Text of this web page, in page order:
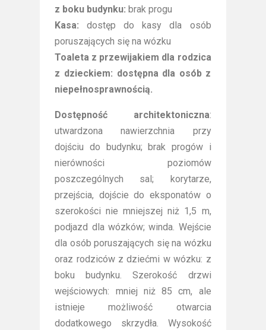
z boku budynku: brak progu
Kasa: dostęp do kasy dla osób
poruszających się na wózku
Toaleta z przewijakiem dla rodzica
z dzieckiem: dostępna dla osób z
niepełnosprawnością.
Dostępność architektoniczna:
utwardzona nawierzchnia przy
dojściu do budynku; brak progów i
nierówności poziomów
poszczególnych sal; korytarze,
przejścia, dojście do eksponatów o
szerokości nie mniejszej niż 1,5 m,
podjazd dla wózków; winda. Wejście
dla osób poruszających się na wózku
oraz rodziców z dziećmi w wózku: z
boku budynku. Szerokość drzwi
wejściowych: mniej niż 85 cm, ale
istnieje możliwość otwarcia
dodatkowego skrzydła. Wysokość